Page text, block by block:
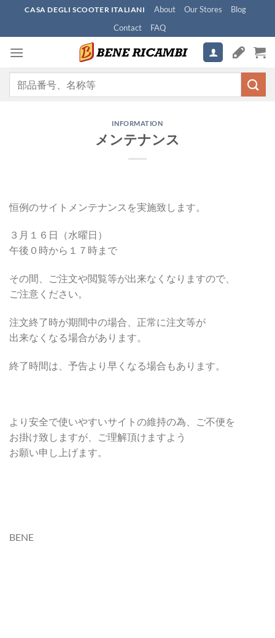
content
CASA DEGLI SCOOTER ITALIANI About Our Stores
Blog
Contact
FAQ
INFORMATION
メンテナンス
恒例のサイトメンテナンスを実施致します。
３月１６日（水曜日）
午後０時から１７時まで
その間、ご注文や閲覧等が出来なくなりますので、
ご注意ください。
注文終了時が期間中の場合、正常に注文等が
出来なくなる場合があります。
終了時間は、予告より早くなる場合もあります。
より安全で使いやすいサイトの維持の為、ご不便を
お掛け致しますが、ご理解頂けますよう
お願い申し上げます。
BENE